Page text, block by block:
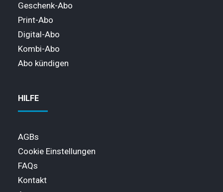
Geschenk-Abo
Print-Abo
Digital-Abo
Kombi-Abo
Abo kündigen
HILFE
AGBs
Cookie Einstellungen
FAQs
Kontakt